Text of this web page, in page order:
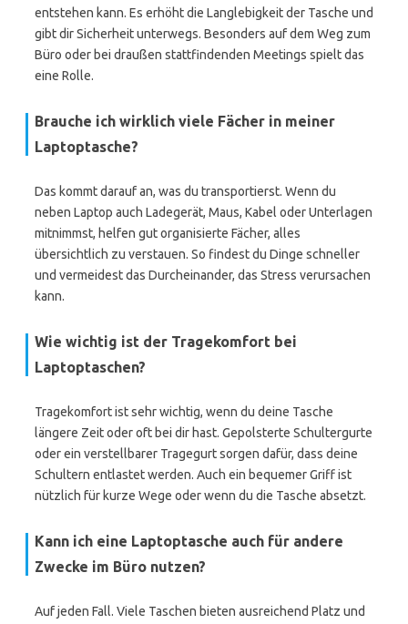
entstehen kann. Es erhöht die Langlebigkeit der Tasche und
gibt dir Sicherheit unterwegs. Besonders auf dem Weg zum
Büro oder bei draußen stattfindenden Meetings spielt das
eine Rolle.
Brauche ich wirklich viele Fächer in meiner
Laptoptasche?
Das kommt darauf an, was du transportierst. Wenn du
neben Laptop auch Ladegerät, Maus, Kabel oder Unterlagen
mitnimmst, helfen gut organisierte Fächer, alles
übersichtlich zu verstauen. So findest du Dinge schneller
und vermeidest das Durcheinander, das Stress verursachen
kann.
Wie wichtig ist der Tragekomfort bei
Laptoptaschen?
Tragekomfort ist sehr wichtig, wenn du deine Tasche
längere Zeit oder oft bei dir hast. Gepolsterte Schultergurte
oder ein verstellbarer Tragegurt sorgen dafür, dass deine
Schultern entlastet werden. Auch ein bequemer Griff ist
nützlich für kurze Wege oder wenn du die Tasche absetzt.
Kann ich eine Laptoptasche auch für andere
Zwecke im Büro nutzen?
Auf jeden Fall. Viele Taschen bieten ausreichend Platz und